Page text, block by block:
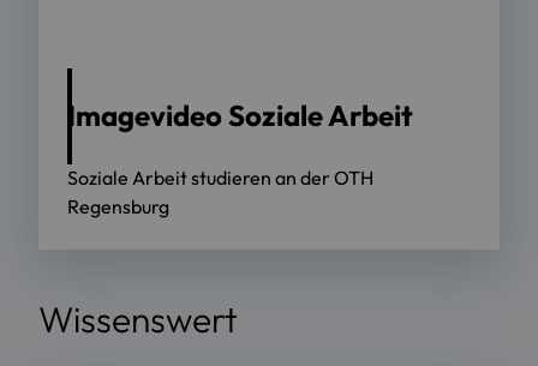
Imagevideo Soziale Arbeit
Soziale Arbeit studieren an der OTH
Regensburg
Wissenswert